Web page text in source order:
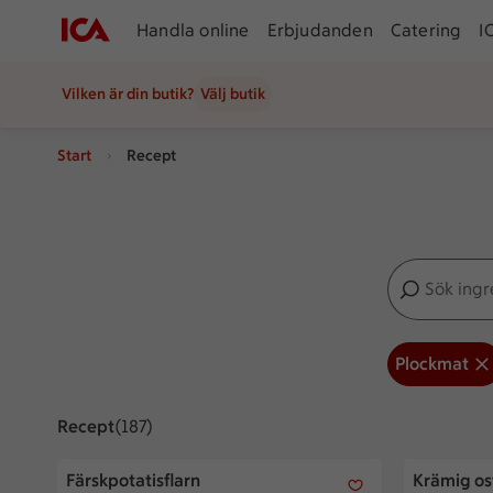
Handla online Erbjudanden Catering
Vilken är din butik? Välj butik
Start Recept
Sök
Inga förslag
Plockmat
ReceptVisar 187 stycken
(187)
Färskpotatisflarn
Färskpotatisflarn
Krämig
Krämig